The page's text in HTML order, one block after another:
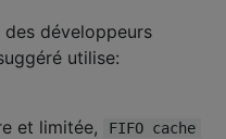
développeurs
utilise:
et limitée,
FIFO cache